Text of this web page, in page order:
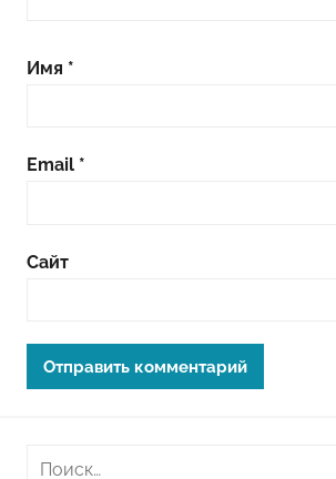
Имя *
Email *
Сайт